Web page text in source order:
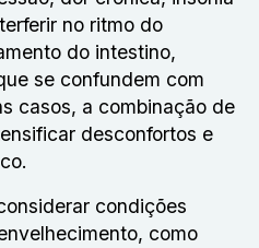
no ritmo do
do intestino,
se confundem com
casos, a combinação de
desconfortos e
condições
como